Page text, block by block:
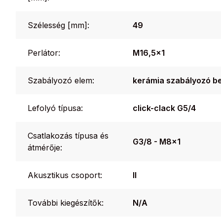
Szélesség [mm]: 49
Perlátor: M16,5x1
Szabályozó elem: kerámia szabályozó
Lefolyó típusa: click-clack G5/4
Csatlakozás típusa és
átmérője:
G3/8 - M8x1
Akusztikus csoport: II
További kiegészítők: N/A